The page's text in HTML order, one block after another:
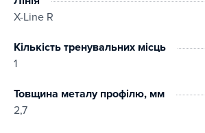
X-Line R
Кількість тренувальних місць
1
Товщина металу профілю, мм
2,7